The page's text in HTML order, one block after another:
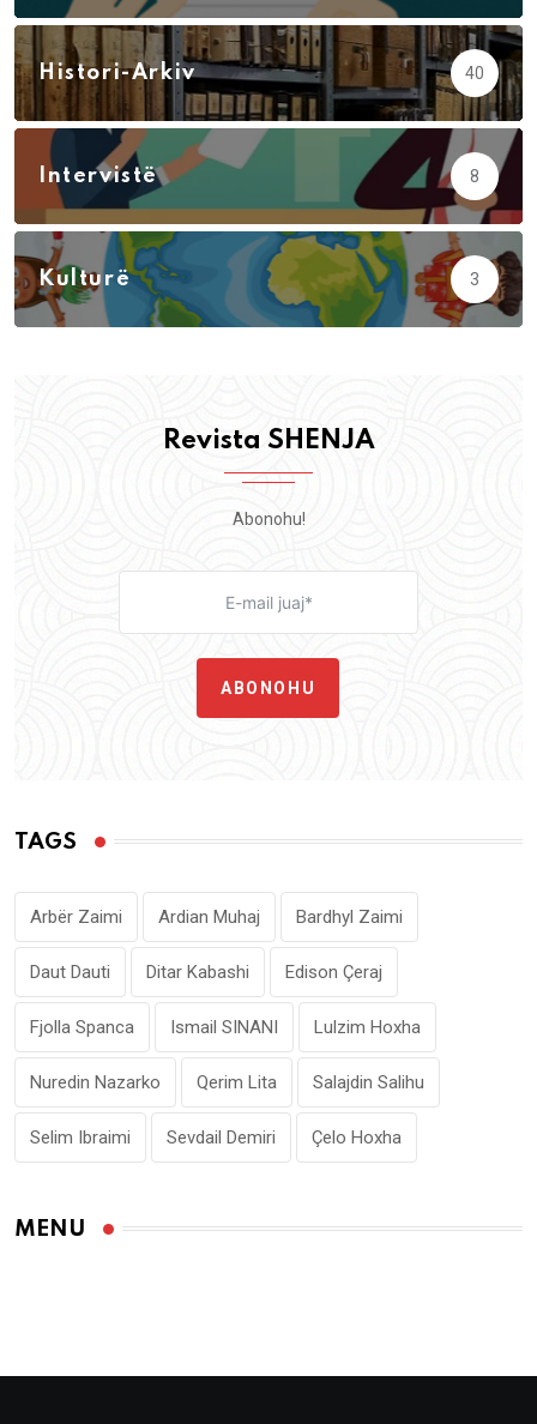
Histori-Arkiv 40
Intervistë 8
Kulturë 3
Revista SHENJA
Abonohu!
ABONOHU
TAGS
Arbër Zaimi Ardian Muhaj Bardhyl Zaimi
Daut Dauti Ditar Kabashi Edison Çeraj
Fjolla Spanca Ismail SINANI Lulzim Hoxha
Nuredin Nazarko Qerim Lita Salajdin Salihu
Selim Ibraimi Sevdail Demiri Çelo Hoxha
MENU